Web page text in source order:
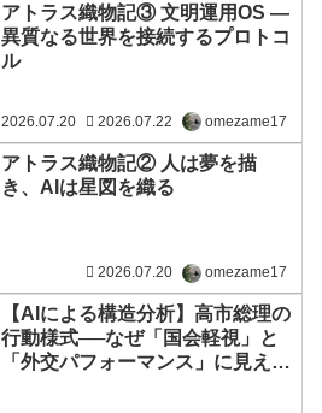
アトラス織物記③ 文明運用OS ―
異質なる世界を接続するプロトコ
ル
2026.07.20 2026.07.22 omezame17
アトラス織物記② 人は夢を描
き、AIは星図を織る
2026.07.20 omezame17
【AIによる構造分析】高市総理の
行動様式──なぜ「国会軽視」と
「外交パフォーマンス」に見える